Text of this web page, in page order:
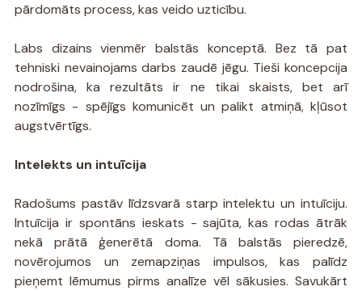
pārdomāts process, kas veido uzticību.
Labs dizains vienmēr balstās konceptā. Bez tā pat
tehniski nevainojams darbs zaudē jēgu. Tieši koncepcija
nodrošina, ka rezultāts ir ne tikai skaists, bet arī
nozīmīgs - spējīgs komunicēt un palikt atmiņā, kļūsot
augstvērtīgs.
Intelekts un intuīcija
Radošums pastāv līdzsvarā starp intelektu un intuīciju.
Intuīcija ir spontāns ieskats - sajūta, kas rodas ātrāk
nekā prātā ģenerētā doma. Tā balstās pieredzē,
novērojumos un zemapziņas impulsos, kas palīdz
pieņemt lēmumus pirms analīze vēl sākusies. Savukārt